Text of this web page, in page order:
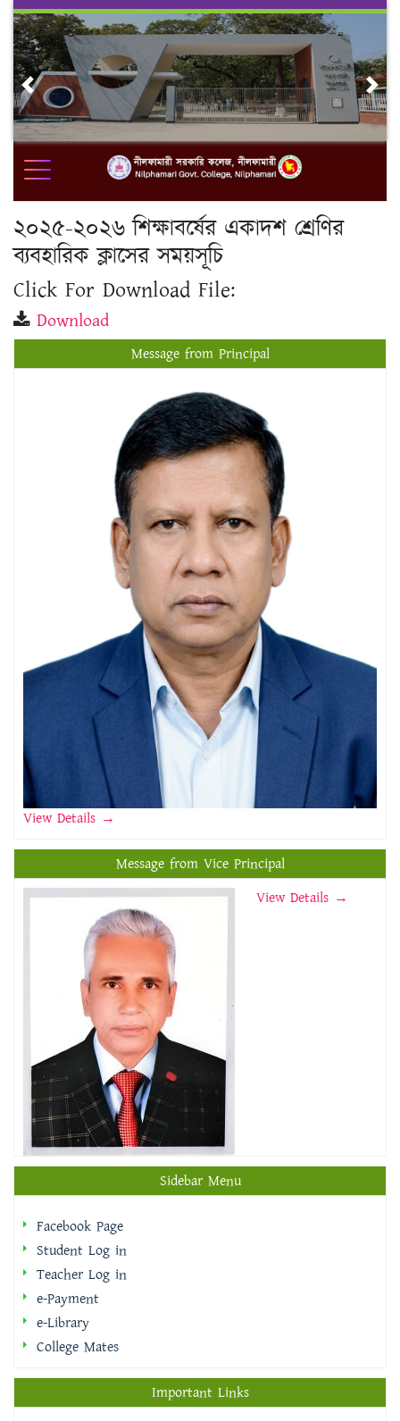
Skip
content
Previous
২০২৫-২০২৬ শিক্ষাবর্ষের একাদশ শ্রেণির
ব্যবহারিক ক্লাসের সময়সূচি
Click For Download File:
Download
Message from Principal
View Details →
Message from Vice Principal
View Details →
Sidebar Menu
Facebook Page
Student Log in
Teacher Log in
e-Payment
e-Library
College Mates
Important Links